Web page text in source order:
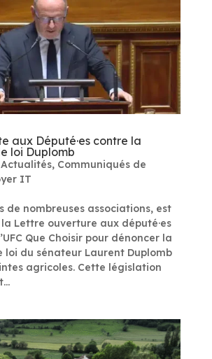
aux Député·es contre la
loi Duplomb
Actualités, Communiqués de
IT
de nombreuses associations, est
Lettre ouverture aux député·es
Que Choisir pour dénoncer la
loi du sénateur Laurent Duplomb
agricoles. Cette législation